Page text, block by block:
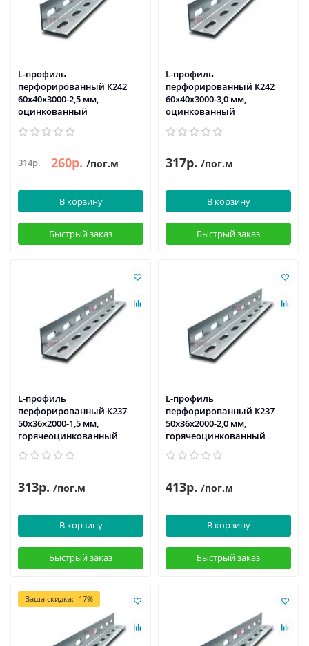
L-профиль
перфорированный К242
60x40x3000-2,5 мм,
оцинкованный
314р. 260р. /пог.м
В корзину
Быстрый заказ
L-профиль
перфорированный К242
60x40x3000-3,0 мм,
оцинкованный
317р. /пог.м
В корзину
Быстрый заказ
L-профиль
перфорированный К237
50x36x2000-1,5 мм,
горячеоцинкованный
313р. /пог.м
В корзину
Быстрый заказ
L-профиль
перфорированный К237
50x36x2000-2,0 мм,
горячеоцинкованный
413р. /пог.м
В корзину
Быстрый заказ
Ваша скидка: -17%